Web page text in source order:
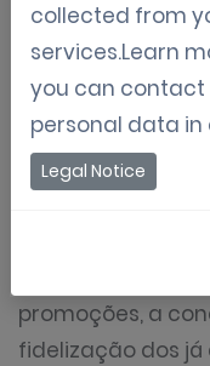
O que é um
promoção
O software de
digital que
campanhas de
programas de
facilitando a
promoções, a
fidelização dos já
collected from
services.Learn
you can contact
personal data in
Legal Notice